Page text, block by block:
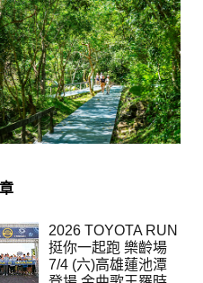
2026 TOYOTA RUN
挺你一起跑 樂齡場
7/4 (六)高雄蓮池潭